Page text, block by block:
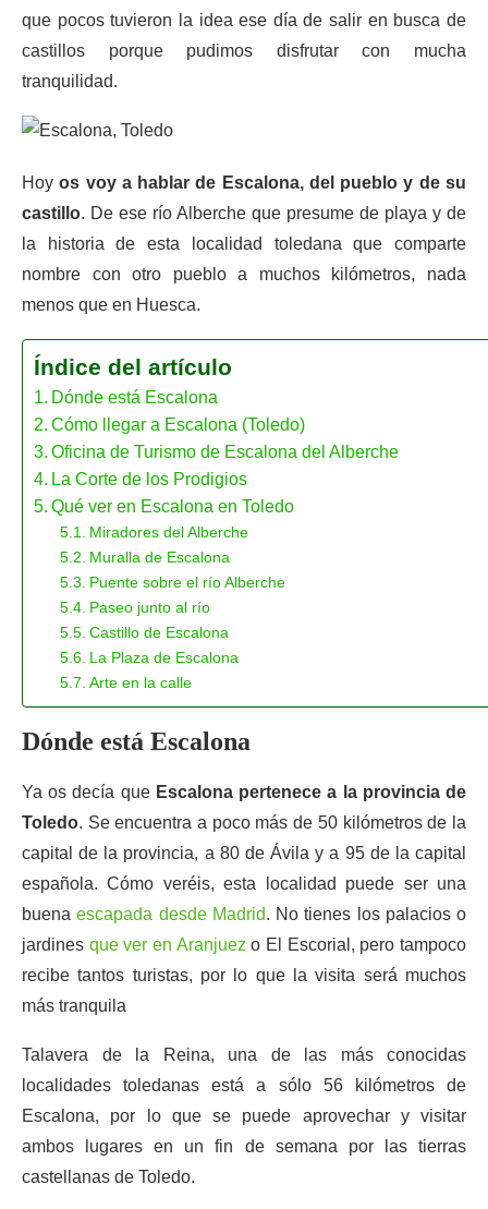
que pocos tuvieron la idea ese día de salir en busca de
castillos porque pudimos disfrutar con mucha
tranquilidad.
Hoyos voy a hablar de Escalona, del pueblo y de su
castillo. De ese río Alberche que presume de playa y de
la historia de esta localidad toledana que comparte
nombre con otro pueblo a muchos kilómetros, nada
menos que en Huesca.
Índice del artículo
Dónde está Escalona
Cómo llegar a Escalona (Toledo)
Oficina de Turismo de Escalona del Alberche
La Corte de los Prodigios
Qué ver en Escalona en Toledo
Miradores del Alberche
Muralla de Escalona
Puente sobre el río Alberche
Paseo junto al río
Castillo de Escalona
La Plaza de Escalona
Arte en la calle
Dónde está Escalona
Ya os decía que Escalona pertenece a la provincia de
Toledo. Se encuentra a poco más de 50 kilómetros de la
capital de la provincia, a 80 de Ávila y a 95 de la capital
española. Cómo veréis, esta localidad puede ser una
buenaescapada desde Madrid. No tienes los palacios o
jardines que ver en Aranjuez o El Escorial, pero tampoco
recibe tantos turistas, por lo que la visita será muchos
más tranquila
Talavera de la Reina, una de las más conocidas
localidades toledanas está a sólo 56 kilómetros de
Escalona, por lo que se puede aprovechar y visitar
ambos lugares en un fin de semana por las tierras
castellanas de Toledo.